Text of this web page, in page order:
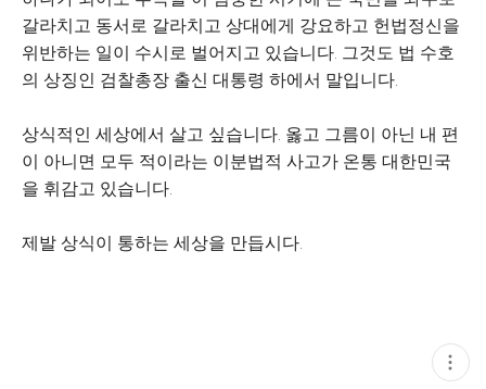
갈라치고 동서로 갈라치고 상대에게 강요하고 헌법정신을
위반하는 일이 수시로 벌어지고 있습니다. 그것도 법 수호
의 상징인 검찰총장 출신 대통령 하에서 말입니다.
상식적인 세상에서 살고 싶습니다. 옳고 그름이 아닌 내 편
이 아니면 모두 적이라는 이분법적 사고가 온통 대한민국
을 휘감고 있습니다.
제발 상식이 통하는 세상을 만듭시다.
현
재